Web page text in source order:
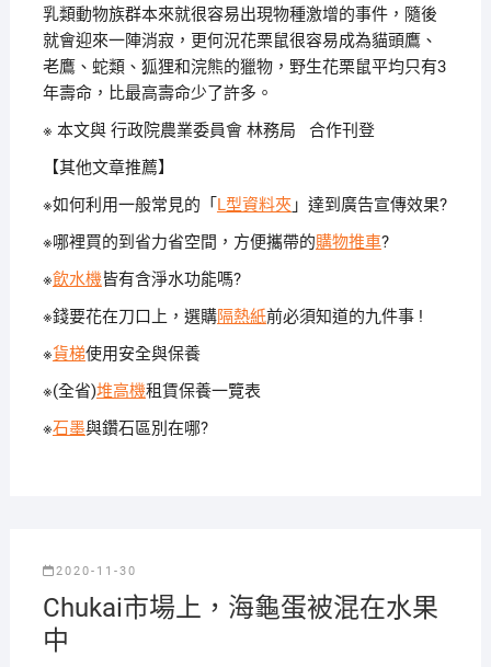
乳類動物族群本來就很容易出現物種激增的事件，隨後
就會迎來一陣消寂，更何況花栗鼠很容易成為貓頭鷹、
老鷹、蛇類、狐狸和浣熊的獵物，野生花栗鼠平均只有3
年壽命，比最高壽命少了許多。
※ 本文與 行政院農業委員會 林務局 合作刊登
【其他文章推薦】
※如何利用一般常見的「 L型資料夾」達到廣告宣傳效果?
※哪裡買的到省力省空間，方便攜帶的購物推車?
※飲水機皆有含淨水功能嗎?
※錢要花在刀口上，選購隔熱紙前必須知道的九件事 !
※貨梯使用安全與保養
※(全省)堆高機租賃保養一覽表
※石墨與鑽石區別在哪?
2020-11-30
Chukai市場上，海龜蛋被混在水果
中